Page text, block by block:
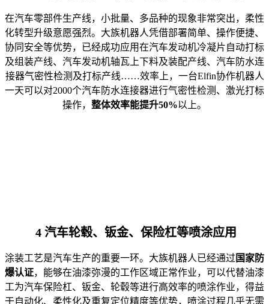
在汽车零部件生产线，小批量、多品种的现象非常突出，柔性
化转型升级意愿强烈。大族机器人凭借部署简单、操作便捷、
协同安全等优势，已经成功应用在汽车发动机冷凝片自动打标
及组装产线、汽车发动机轴瓦上下料及装配产线、汽车防水连
接器气密性检测及打标产线……效率上，一台Elfin协作机器人
一天可以对2000个汽车防水连接器进行气密性检测、激光打标
操作， 整体效率能提升50%以上。
4 汽车轮毂、钣金、保险杠等喷涂应用
涂装工艺是汽车生产的重要一环。大族机器人已经通过 国家防
爆认证，能够在油漆弥漫的工作区域正常作业，可以代替油漆
工为汽车保险杠、钣金、轮毂等进行高效率的喷涂作业，得益
于自动化、柔性化及重复定位精度等优势，喷涂过程几乎无需